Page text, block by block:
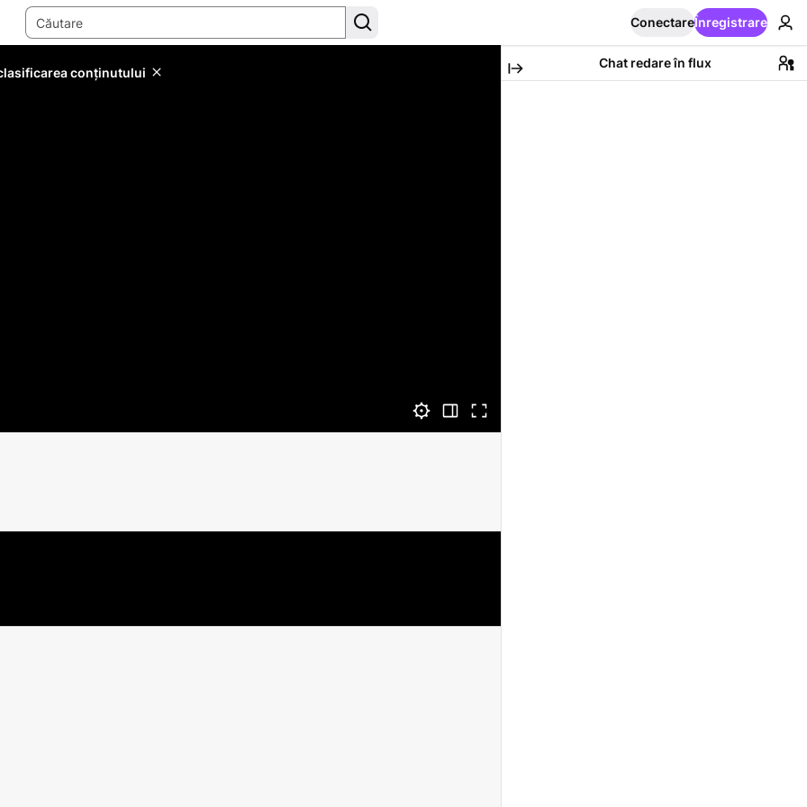
ConectareÎnregistrare
conținutului
Chat redare în flux